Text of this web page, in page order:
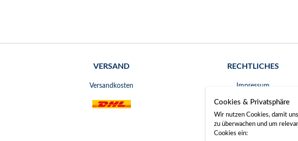
VERSAND
Versandkosten
RECHTLICHES
Impressum
AGB
Widerrufsrecht
Cookies & Privatsphäre
Wir nutzen Cookies, damit
zu überwachen und um
Cookies ein: